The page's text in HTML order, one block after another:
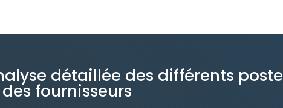
détaillée des différents
fournisseurs